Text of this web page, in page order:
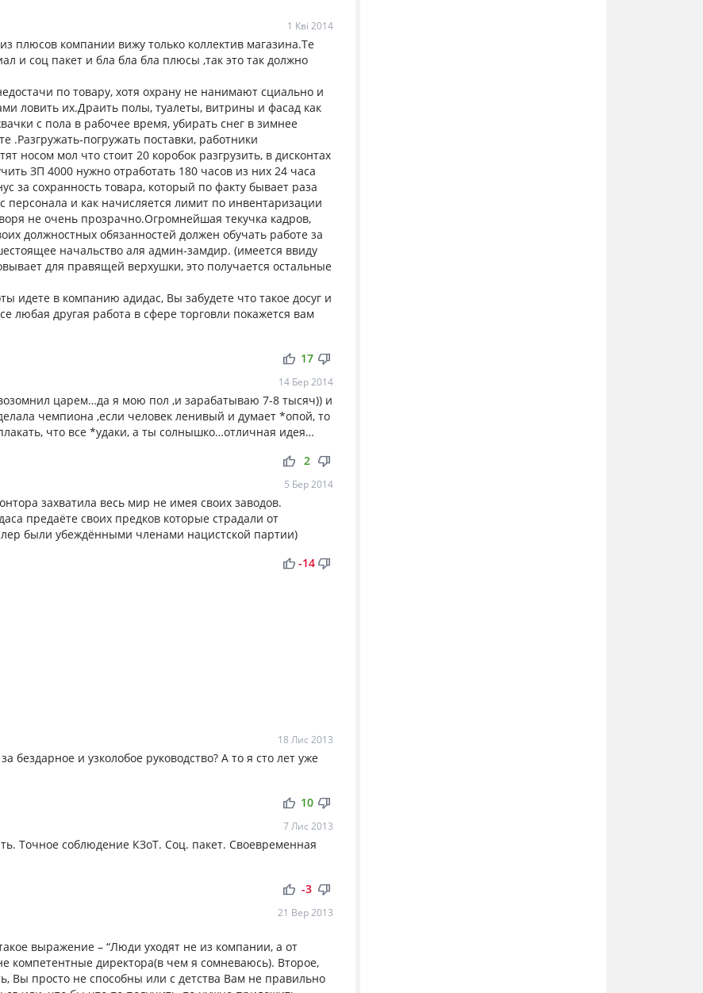
1 Кві 2014
плюсов компании вижу только коллектив магазина.Те
и соц пакет и бла бла бла плюсы ,так это так должно
по товару, хотя охрану не нанимают сциально и
ловить их.Драить полы, туалеты, витрины и фасад как
с пола в рабочее время, убирать снег в зимнее
погружать поставки, работники
носом мол что стоит 20 коробок разгрузить, в дисконтах
ЗП 4000 нужно отработать 180 часов из них 24 часа
за сохранность товара, который по факту бывает раза
персонала и как начисляется лимит по инвентаризации
не очень прозрачно.Огромнейшая текучка кадров,
должностных обязанностей должен обучать работе за
начальство аля админ-замдир. (имеется ввиду
для правящей верхушки, это получается остальные
идете в компанию адидас, Вы забудете что такое досуг и
любая другая работа в сфере торговли покажется вам
thumb_up thumb_down
17
14 Бер 2014
царем…да я мою пол ,и зарабатываю 7-8 тысяч)) и
чемпиона ,если человек ленивый и думает *опой, то
что все *удаки, а ты солнышко…отличная идея…
thumb_up thumb_down
2
5 Бер 2014
захватила весь мир не имея своих заводов.
предаёте своих предков которые страдали от
были убеждёнными членами нацистской партии)
thumb_up thumb_down
-14
18 Лис 2013
бездарное и узколобое руководство? А то я сто лет уже
thumb_up thumb_down
10
7 Лис 2013
Точное соблюдение КЗоТ. Соц. пакет. Своевременная
thumb_up thumb_down
-3
21 Вер 2013
выражение – “Люди уходят не из компании, а от
компетентные директора(в чем я сомневаюсь). Второе,
Вы просто не способны или с детства Вам не правильно